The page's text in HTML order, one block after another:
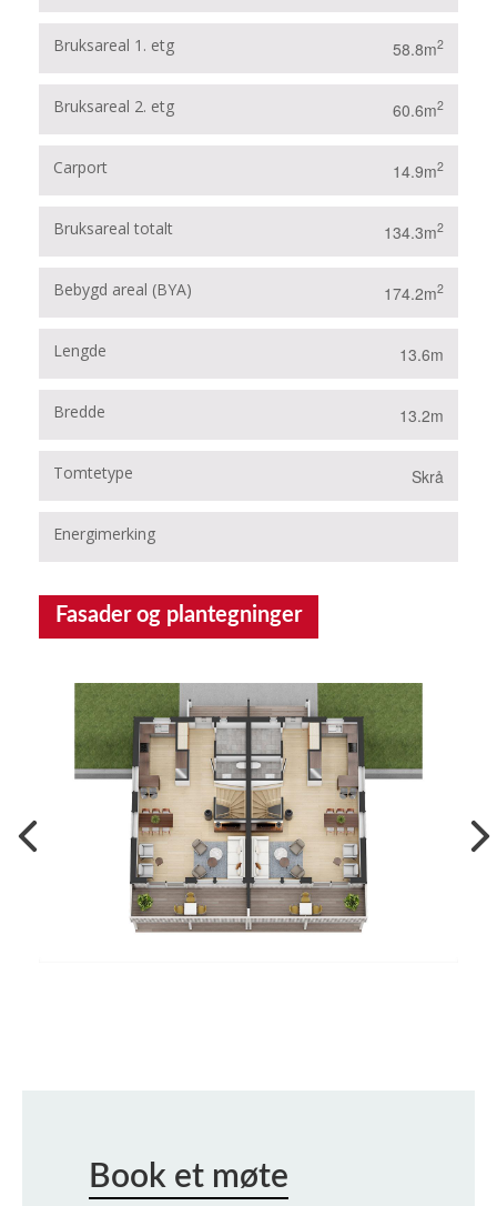
Bruksareal 1. etg 58.8m2
Bruksareal 2. etg 60.6m2
Carport 14.9m2
Bruksareal totalt 134.3m2
Bebygd areal (BYA) 174.2m2
Lengde 13.6m
Bredde 13.2m
Tomtetype Skrå
Energimerking
Fasader og plantegninger